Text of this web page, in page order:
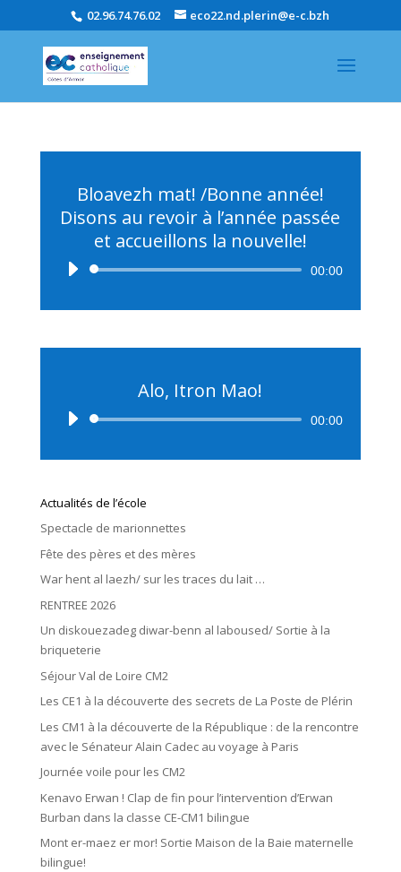
02.96.74.76.02 eco22.nd.plerin@e-c.bzh
Bloavezh mat! /Bonne année!
Disons au revoir à l’année passée
et accueillons la nouvelle!
Lecteur
00:00
Alo, Itron Mao!
Lecteur
00:00
Actualités de l’école
Spectacle de marionnettes
Fête des pères et des mères
War hent al laezh/ sur les traces du lait …
RENTREE 2026
Un diskouezadeg diwar-benn al laboused/ Sortie à la
briqueterie
Séjour Val de Loire CM2
Les CE1 à la découverte des secrets de La Poste de Plérin
Les CM1 à la découverte de la République : de la rencontre
avec le Sénateur Alain Cadec au voyage à Paris
Journée voile pour les CM2
Kenavo Erwan ! Clap de fin pour l’intervention d’Erwan
Burban dans la classe CE-CM1 bilingue
Mont er-maez er mor! Sortie Maison de la Baie maternelle
bilingue!